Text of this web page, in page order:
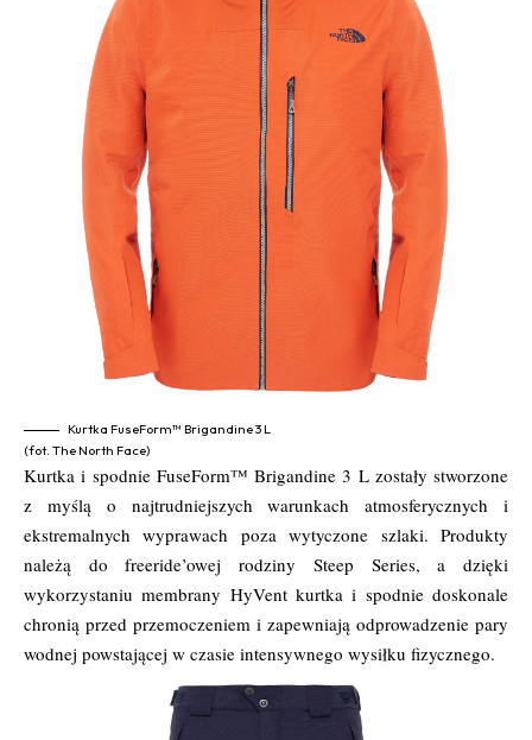
Kurtka FuseForm™ Brigandine 3 L
(fot. The North Face)
Kurtka i spodnie FuseForm™ Brigandine 3 L zostały stworzone
z myślą o najtrudniejszych warunkach atmosferycznych i
ekstremalnych wyprawach poza wytyczone szlaki. Produkty
należą do freeride’owej rodziny Steep Series, a dzięki
wykorzystaniu membrany HyVent kurtka i spodnie doskonale
chronią przed przemoczeniem i zapewniają odprowadzenie pary
wodnej powstającej w czasie intensywnego wysiłku fizycznego.